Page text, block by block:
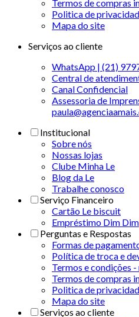
Termos de compras
Politica de
Mapa do site
Serviços ao cliente
WhatsApp | (21)
Central de
Canal Confidencial
Assessoria de
Institucional
Sobre nós
Nossas lojas
Clube Minha Le
Blog da Le
Trabalhe conosco
Serviço Financeiro
Cartão Le biscuit
Empréstimo Dim Dim
Perguntas e Respostas
Formas de
Política de troca e
Termos e condições
Termos de compras
Politica de
Mapa do site
Serviços ao cliente